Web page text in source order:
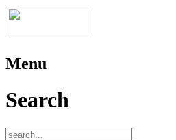
Menu
Search